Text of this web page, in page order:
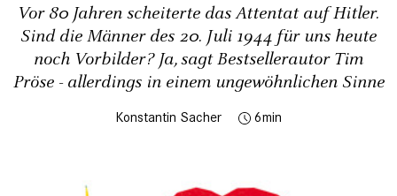
Vor 80 Jahren scheiterte das Attentat auf Hitler.
Sind die Männer des 20. Juli 1944 für uns heute
noch Vorbilder? Ja, sagt Bestsellerautor Tim
Pröse - allerdings in einem ungewöhnlichen Sinne
Konstantin Sacher 6